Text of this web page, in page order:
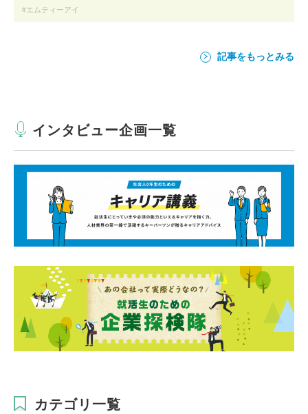
エムティーアイ
記事をもっとみる
インタビュー企画一覧
カテゴリ一覧